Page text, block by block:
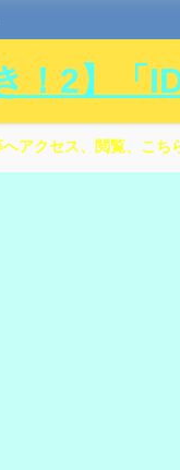
！2】「
アクセス、閲覧、こ